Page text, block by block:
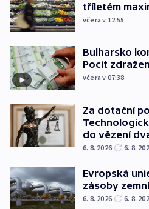
tříletém
včera v 12:55
Bulharsko
Pocit
včera v 07:38
Za dotační
do vězení
6. 8. 2026 6. 8.
Evropská
zásoby
6. 8. 2026 6. 8.